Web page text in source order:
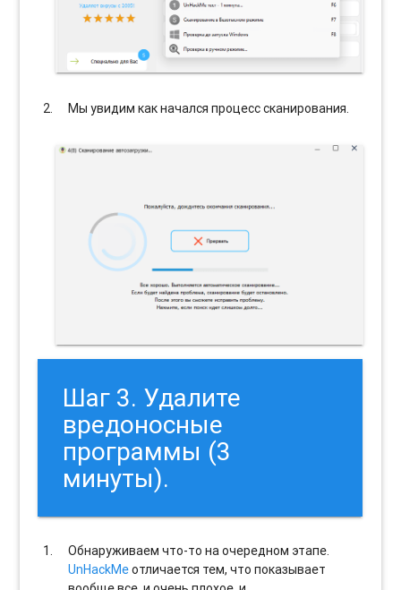
Мы увидим как начался процесс сканирования.
Шаг 3. Удалите
вредоносные
программы (3
минуты).
Обнаруживаем что-то на очередном этапе.
UnHackMeотличается тем, что показывает